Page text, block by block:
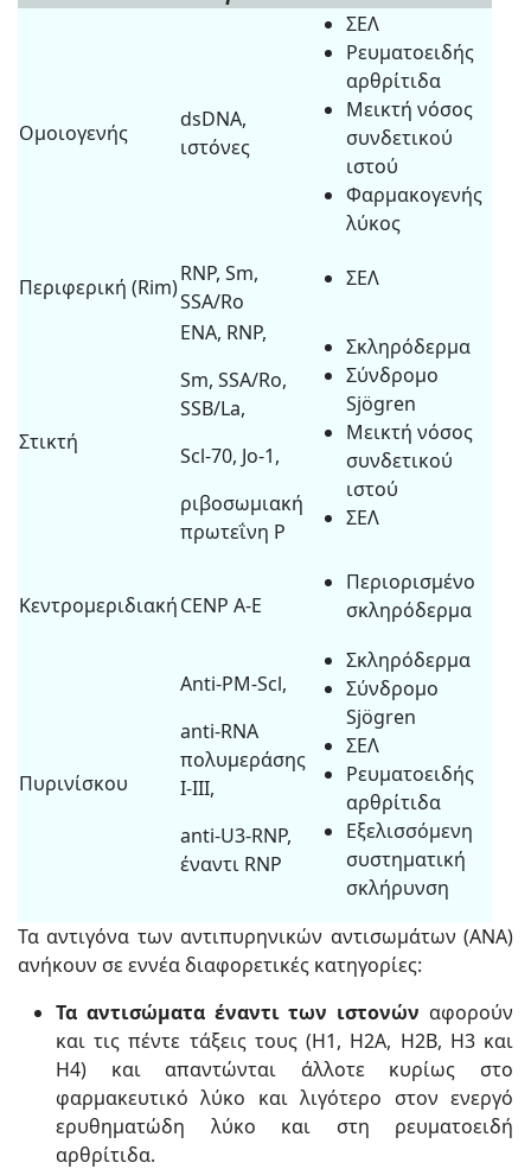
Ομοιογενής
dsDNA,
ιστόνες
ΣΕΛ
Ρευματοειδής
αρθρίτιδα
Μεικτή νόσος
συνδετικού
ιστού
Φαρμακογενής
λύκος
Περιφερική (Rim)
RNP, Sm,
SSA/Ro
ΣΕΛ
Στικτή
ENA, RNP,
Sm, SSA/Ro,
SSB/La,
Scl-70, Jo-1,
ριβοσωμιακή
πρωτεΐνη P
Σκληρόδερμα
Σύνδρομο
Sjögren
Μεικτή νόσος
συνδετικού
ιστού
ΣΕΛ
ΚεντρομεριδιακήCENP A-E
Περιορισμένο
σκληρόδερμα
Πυρινίσκου
Anti-PM-Scl,
anti-RNA
πολυμεράσης
I-III,
anti-U3-RNP,
έναντι RNP
Σκληρόδερμα
Σύνδρομο
Sjögren
ΣΕΛ
Ρευματοειδής
αρθρίτιδα
Εξελισσόμενη
συστηματική
σκλήρυνση
Τα αντιγόνα των αντιπυρηνικών αντισωμάτων (ΑΝΑ)
ανήκουν σε εννέα διαφορετικές κατηγορίες:
Τα αντισώματα έναντι των ιστονών αφορούν
και τις πέντε τάξεις τους (H1, H2A, H2B, H3 και
Η4) και απαντώνται άλλοτε κυρίως στο
φαρμακευτικό λύκο και λιγότερο στον ενεργό
ερυθηματώδη λύκο και στη ρευματοειδή
αρθρίτιδα.